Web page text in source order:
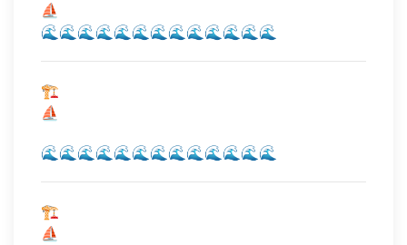
⛵
🌊🌊🌊🌊🌊🌊🌊🌊🌊🌊🌊🌊🌊
🏗️
⛵
🌊🌊🌊🌊🌊🌊🌊🌊🌊🌊🌊🌊🌊
🏗️
⛵